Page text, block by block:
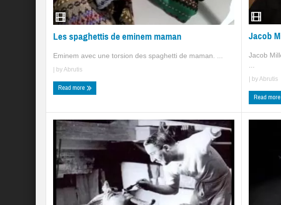
Les spaghettis de eminem maman
Eminem avec une torsion des spaghetti de maman. ...
| byAbrutis
Read more
Jacob
Jacob
...
| byAbrutis
Read more